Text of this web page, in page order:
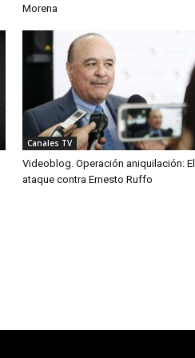
Morena
Canales TV
Videoblog. Operación aniquilación: El
ataque contra Ernesto Ruffo